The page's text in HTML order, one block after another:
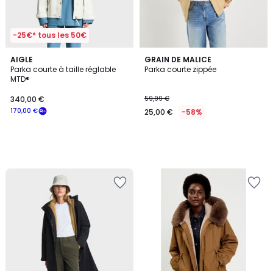
-25€* tous les 50€
AIGLE
Parka courte à taille réglable
MTD®
170,00 €
340,00 €
GRAIN DE MALICE
Parka courte zippée
59,99 €
25,00 € -58%